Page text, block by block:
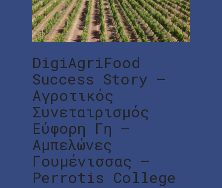
DigiAgriFood
Success Story –
Αγροτικός
Συνεταιρισμός
Εύφορη Γη –
Αμπελώνες
Γουμένισσας –
Perrotis College